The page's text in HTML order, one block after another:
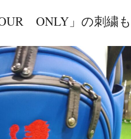
ONLY」の刺繍